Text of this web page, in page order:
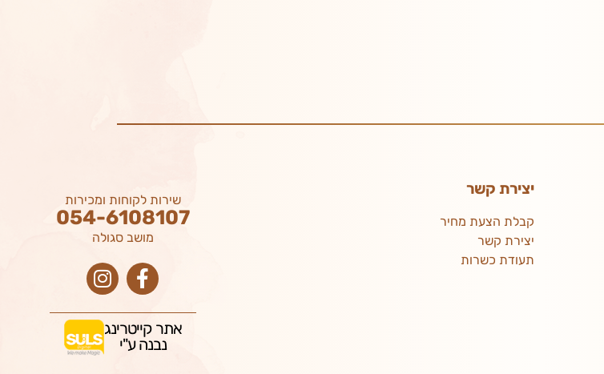
יצירת קשר
קבלת הצעת מחיר
יצירת קשר
תעודת כשרות
שירות לקוחות ומכירות
054-6108107
מושב סגולה
אתר קייטרינג
נבנה ע"י